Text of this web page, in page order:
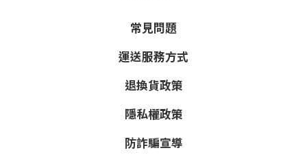
常見問題
運送服務方式
退換貨政策
隱私權政策
防詐騙宣導